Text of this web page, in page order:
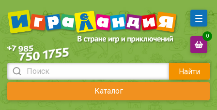
Найти
Каталог
0